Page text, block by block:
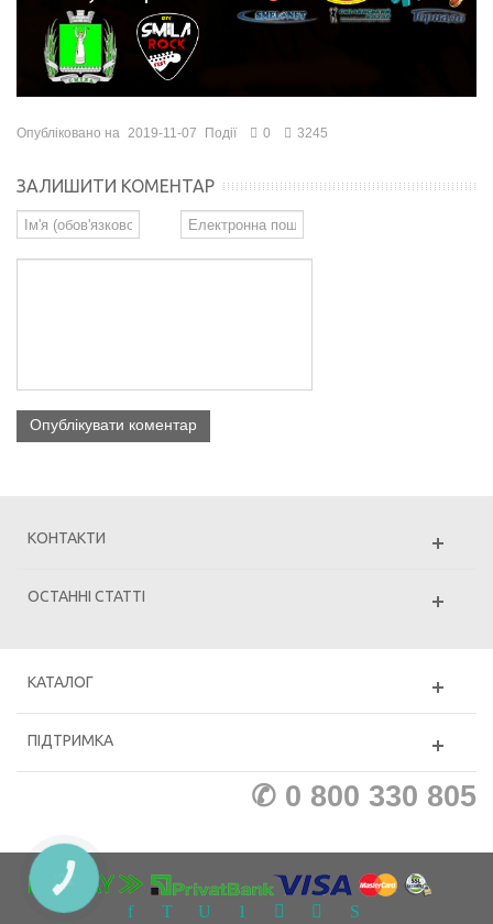
Опубліковано на 2019-11-07 Події 0 3245
ЗАЛИШИТИ КОМЕНТАР
КОНТАКТИ
ОСТАННІ СТАТТІ
КАТАЛОГ
ПІДТРИМКА
✆ 0 800 330 805
КНОПКА
ЗВ'ЯЗКУ